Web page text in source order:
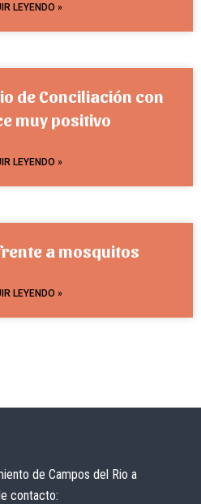
LEYENDO »
de Conciliación con
muy positivo
LEYENDO »
a mosquitos
LEYENDO »
de Campos del Rio a
contacto: